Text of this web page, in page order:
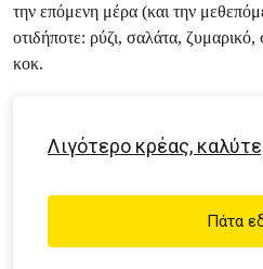
την επόμενη μέρα (και την
οτιδήποτε: ρύζι, σαλάτα,
κοκ.
Λιγότερο κρέας,
Πάτα